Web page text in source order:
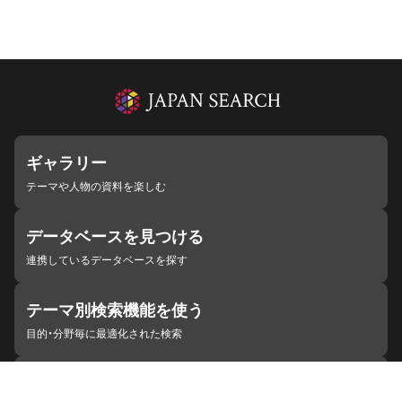
ギャラリー
テーマや人物の資料を楽しむ
データベースを見つける
連携しているデータベースを探す
テーマ別検索機能を使う
目的・分野毎に最適化された検索